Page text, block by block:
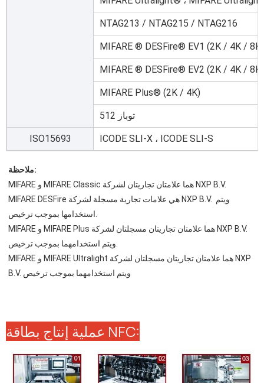
NTAG213 / NTAG215 / NTAG216
MIFARE ® DESFire® EV1 (2K / 4K / 8K)
MIFARE ® DESFire® EV2 (2K / 4K / 8K)
MIFARE Plus® (2K / 4K)
توباز 512
ISO15693 ICODE SLI-X ، ICODE SLI-S
ملاحظة:
MIFARE و MIFARE Classic هما علامتان تجاريتان لشركة NXP B.V.
MIFARE DESFire هي علامات تجارية مسجلة لشركة NXP B.V. ويتم
MIFARE و MIFARE Plus هما علامتان تجاريتان مسجلتان لشركة NXP B.V.
MIFARE و MIFARE Ultralight هما علامتان تجاريتان مسجلتان لشركة NXP
B.V. ويتم استخدامهما بموجب ترخيص
عملية إنتاج بطاقة NFC: